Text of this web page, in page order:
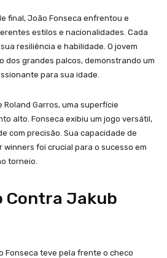
final, João Fonseca enfrentou e
estilos e nacionalidades. Cada
resiliência e habilidade. O jovem
dos grandes palcos, demonstrando um
para sua idade.
Garros, uma superfície
alto. Fonseca exibiu um jogo versátil,
com precisão. Sua capacidade de
foi crucial para o sucesso em
torneio.
Contra Jakub
Fonseca teve pela frente o checo